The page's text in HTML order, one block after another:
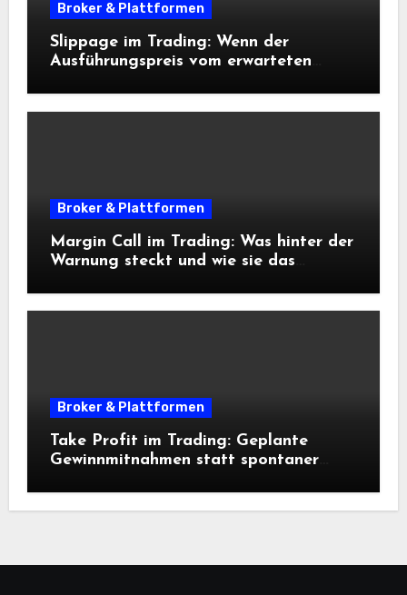
Broker & Plattformen
Slippage im Trading: Wenn der
Ausführungspreis vom erwarteten
Broker & Plattformen
Margin Call im Trading: Was hinter der
Warnung steckt und wie sie das
Broker & Plattformen
Take Profit im Trading: Geplante
Gewinnmitnahmen statt spontaner